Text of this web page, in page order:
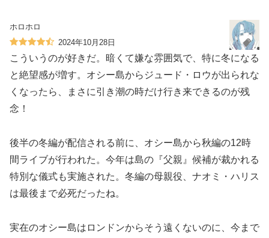
ホロホロ
2024年10月28日
こういうのが好きだ。暗くて嫌な雰囲気で、特に冬になる
と絶望感が増す。オシー島からジュード・ロウが出られな
くなったら、まさに引き潮の時だけ行き来できるのが残
念！
後半の冬編が配信される前に、オシー島から秋編の12時
間ライブが行われた。今年は島の『父親』候補が裁かれる
特別な儀式も実施された。冬編の母親役、ナオミ・ハリス
は最後まで必死だったね。
実在のオシー島はロンドンからそう遠くないのに、今まで